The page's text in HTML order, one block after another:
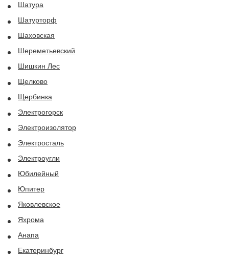
Шатура
Шатурторф
Шаховская
Шереметьевский
Шишкин Лес
Щелково
Щербинка
Электрогорск
Электроизолятор
Электросталь
Электроугли
Юбилейный
Юпитер
Яковлевское
Яхрома
Анапа
Екатеринбург